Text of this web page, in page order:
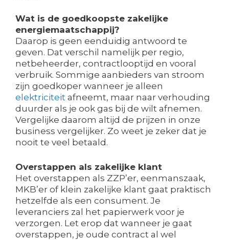
Wat is de goedkoopste zakelijke
energiemaatschappij?
Daarop is geen eenduidig antwoord te
geven. Dat verschil namelijk per regio,
netbeheerder, contractlooptijd en vooral
verbruik. Sommige aanbieders van stroom
zijn goedkoper wanneer je alleen
elektriciteit afneemt, maar naar verhouding
duurder als je ook gas bij de wilt afnemen.
Vergelijke daarom altijd de prijzen in onze
business vergelijker. Zo weet je zeker dat je
nooit te veel betaald.
Overstappen als zakelijke klant
Het overstappen als ZZP’er, eenmanszaak,
MKB’er of klein zakelijke klant gaat praktisch
hetzelfde als een consument. Je
leveranciers zal het papierwerk voor je
verzorgen. Let erop dat wanneer je gaat
overstappen, je oude contract al wel